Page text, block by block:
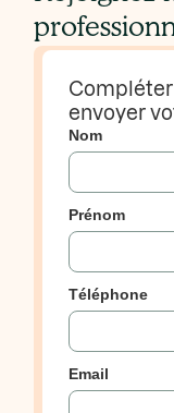
envoyer
Nom
Prénom
Téléphone
Email